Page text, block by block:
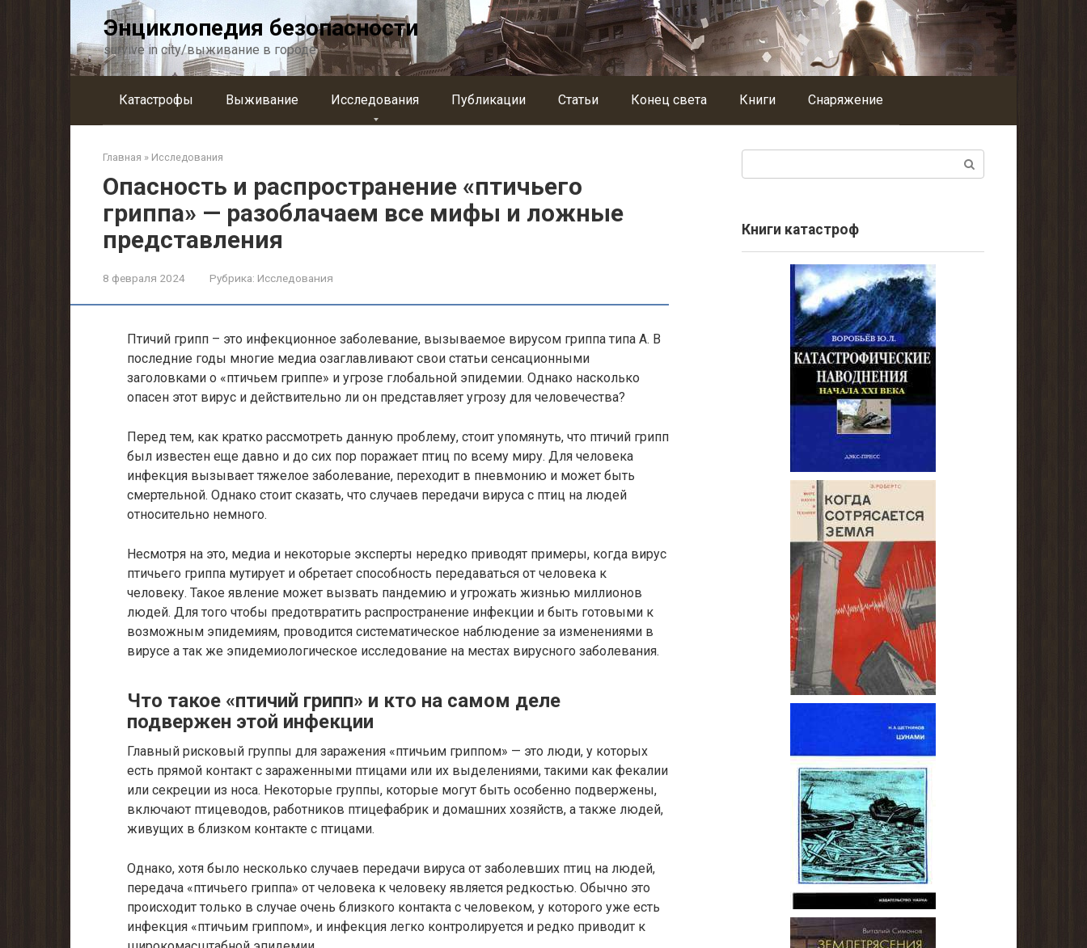
Энциклопедия безопасности
survive in city/выживание в городе
Катастрофы Выживание Исследования Публикации Статьи Конец света Книги Снаряжение
Главная » Исследования
Опасность и распространение «птичьего
гриппа» — разоблачаем все мифы и ложные
представления
8 февраля 2024 Рубрика: Исследования
Птичий грипп – это инфекционное заболевание, вызываемое вирусом гриппа типа А. В
последние годы многие медиа озаглавливают свои статьи сенсационными
заголовками о «птичьем гриппе» и угрозе глобальной эпидемии. Однако насколько
опасен этот вирус и действительно ли он представляет угрозу для человечества?
Перед тем, как кратко рассмотреть данную проблему, стоит упомянуть, что птичий грипп
был известен еще давно и до сих пор поражает птиц по всему миру. Для человека
инфекция вызывает тяжелое заболевание, переходит в пневмонию и может быть
смертельной. Однако стоит сказать, что случаев передачи вируса с птиц на людей
относительно немного.
Несмотря на это, медиа и некоторые эксперты нередко приводят примеры, когда вирус
птичьего гриппа мутирует и обретает способность передаваться от человека к
человеку. Такое явление может вызвать пандемию и угрожать жизнью миллионов
людей. Для того чтобы предотвратить распространение инфекции и быть готовыми к
возможным эпидемиям, проводится систематическое наблюдение за изменениями в
вирусе а так же эпидемиологическое исследование на местах вирусного заболевания.
Что такое «птичий грипп» и кто на самом деле
подвержен этой инфекции
Главный рисковый группы для заражения «птичьим гриппом» — это люди, у которых
есть прямой контакт с зараженными птицами или их выделениями, такими как фекалии
или секреции из носа. Некоторые группы, которые могут быть особенно подвержены,
включают птицеводов, работников птицефабрик и домашних хозяйств, а также людей,
живущих в близком контакте с птицами.
Однако, хотя было несколько случаев передачи вируса от заболевших птиц на людей,
передача «птичьего гриппа» от человека к человеку является редкостью. Обычно это
происходит только в случае очень близкого контакта с человеком, у которого уже есть
инфекция «птичьим гриппом», и инфекция легко контролируется и редко приводит к
Книги катастроф